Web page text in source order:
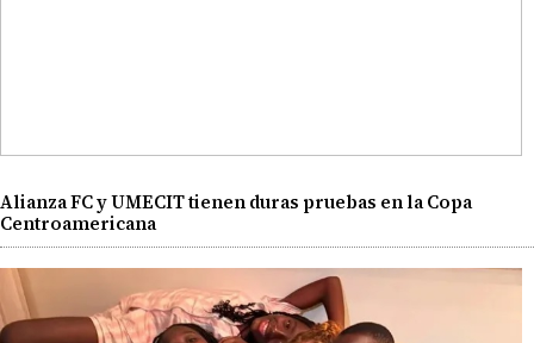
Alianza FC y UMECIT tienen duras pruebas en la Copa
Centroamericana